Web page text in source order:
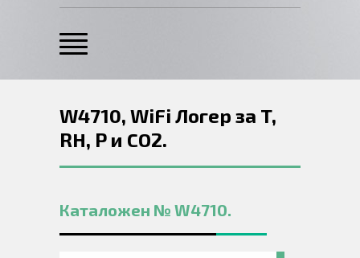
W4710, WiFi Логер за T,
RH, P и CO2.
Каталожен № W4710.